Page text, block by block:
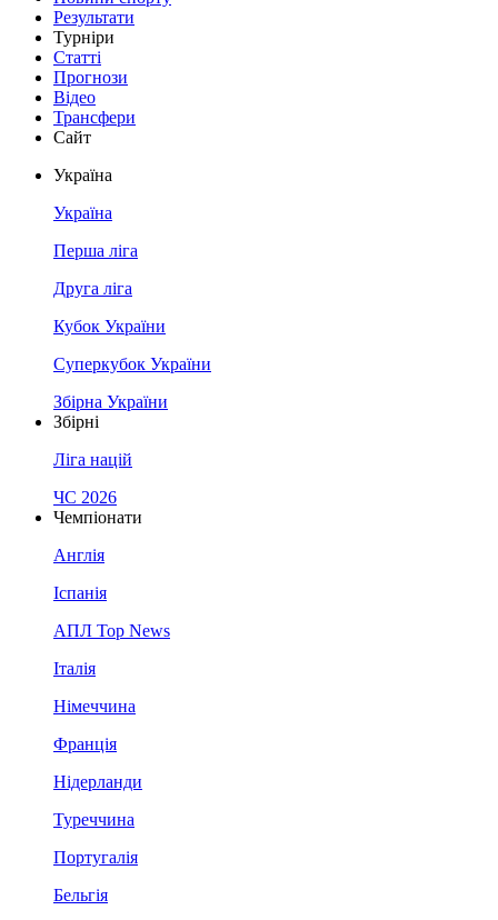
Результати
Турніри
Статті
Прогнози
Відео
Трансфери
Сайт
Україна
Україна
Перша ліга
Друга ліга
Кубок України
Суперкубок України
Збірна України
Збірні
Ліга націй
ЧС 2026
Чемпіонати
Англія
Іспанія
АПЛ Top News
Італія
Німеччина
Франція
Нідерланди
Туреччина
Португалія
Бельгія